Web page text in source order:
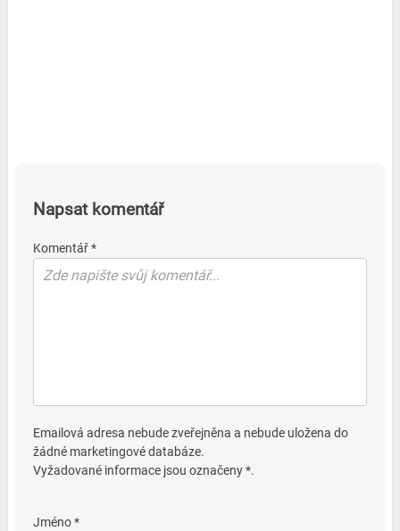
Napsat komentář
Komentář *
Emailová adresa nebude zveřejněna a nebude uložena do
žádné marketingové databáze.
Vyžadované informace jsou označeny *.
Jméno *